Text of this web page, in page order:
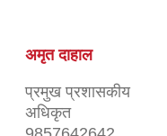
अमृत दाहाल
प्रमुख प्रशासकीय
अधिकृत